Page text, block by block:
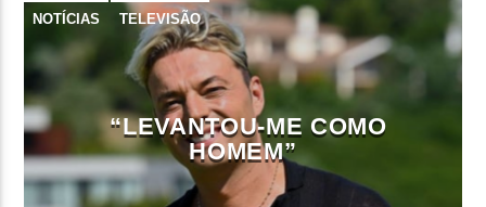
NOTÍCIAS TELEVISÃO
“LEVANTOU-ME COMO
HOMEM”